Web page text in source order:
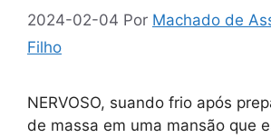
2024-02-04 Por Machado de
Filho
NERVOSO, suando frio após
de massa em uma mansão que